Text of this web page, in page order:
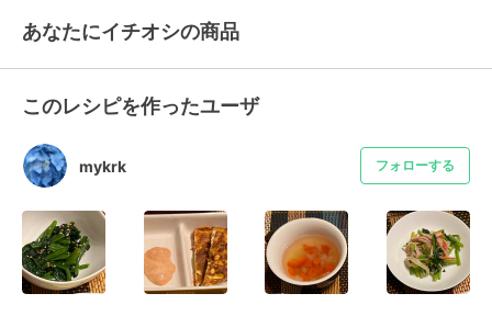
あなたにイチオシの商品
このレシピを作ったユーザ
mykrk フォローする